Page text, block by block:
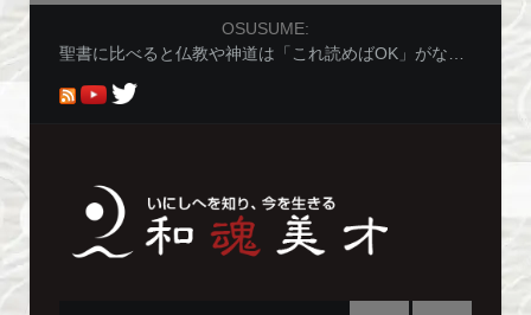
OSUSUME:
聖書に比べると仏教や神道は「これ読めばOK」がないから分かりにくくないか問題